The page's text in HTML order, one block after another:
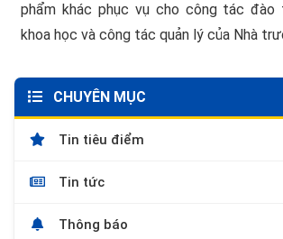
phẩm khác phục vụ cho công tác đào
khoa học và công tác quản lý của Nhà
CHUYÊN MỤC
Tin tiêu điểm
Tin tức
Thông báo